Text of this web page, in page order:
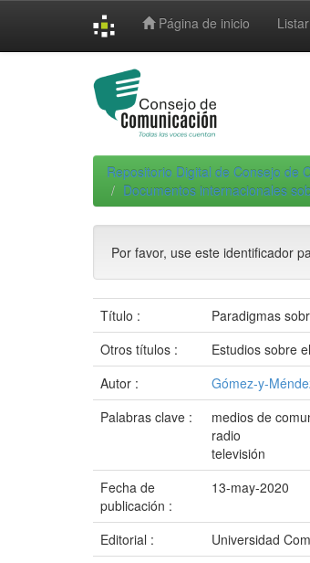
Página de inicio Listar
Repositorio Digital de Consejo de
Documentos internacionales
Por favor, use este identificador
Título :
Paradigmas
Otros títulos :
Estudios sobre
Autor :
Gómez-y-
Palabras clave :
medios de
radio
televisión
Fecha de
publicación :
13-may-2020
Editorial :
Universidad